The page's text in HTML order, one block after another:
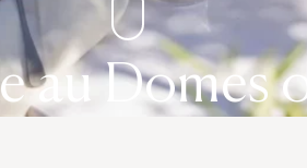
au Domes